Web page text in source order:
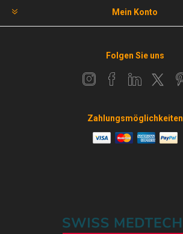
Mein Konto
Folgen Sie uns
Zahlungsmöglichkeiten